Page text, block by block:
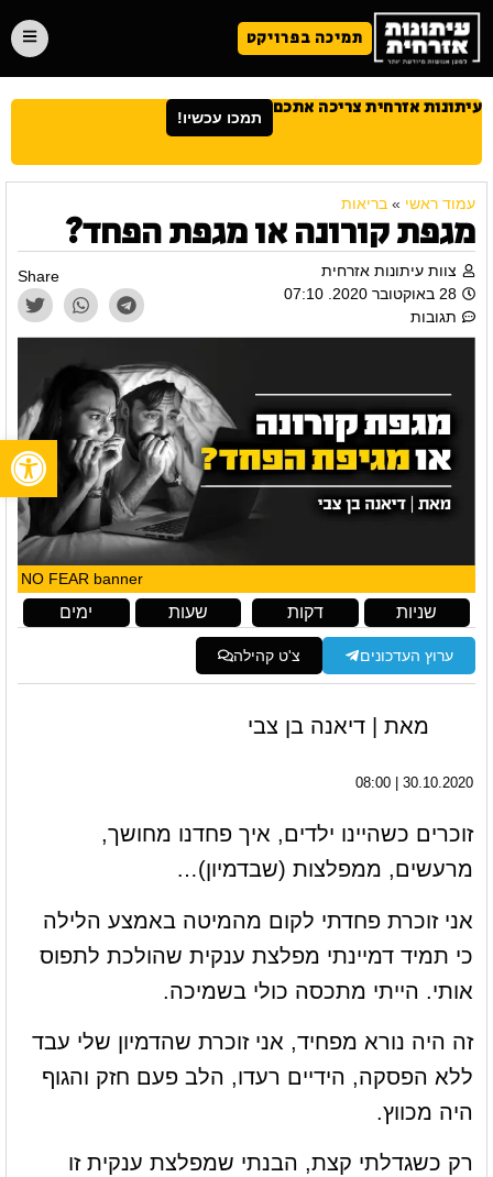
תמיכה בפרויקט
עיתונות אזרחית צריכה אתכם תמכו עכשיו!
עמוד ראשי » בריאות
מגפת קורונה או מגפת הפחד?
צוות עיתונות אזרחית
28 באוקטובר 2020. 07:10
תגובות
Share
NO FEAR banner
ימים שעות דקות שניות
ערוץ העדכונים צ'ט קהילה
מאת | דיאנה בן צבי
30.10.2020 | 08:00
זוכרים כשהיינו ילדים, איך פחדנו מחושך,
מרעשים, ממפלצות (שבדמיון)…
אני זוכרת פחדתי לקום מהמיטה באמצע הלילה
כי תמיד דמיינתי מפלצת ענקית שהולכת לתפוס
אותי. הייתי מתכסה כולי בשמיכה.
זה היה נורא מפחיד, אני זוכרת שהדמיון שלי עבד
ללא הפסקה, הידיים רעדו, הלב פעם חזק והגוף
היה מכווץ.
רק כשגדלתי קצת, הבנתי שמפלצת ענקית זו